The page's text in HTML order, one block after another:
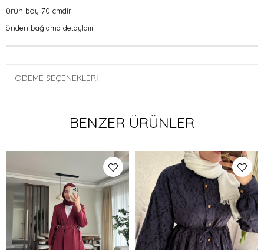
ürün boy 70 cmdir
önden bağlama detayldıır
ÖDEME SEÇENEKLERI
BENZER ÜRÜNLER